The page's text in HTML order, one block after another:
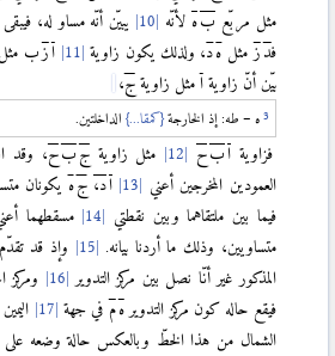
مثل مربّع به لأنّه يبيّن أنّه مساو له،
فد ز مثل هد، ولذلك يكون زاوية ا ز ب
بيّن أنّ زاويةا مثل زاويةج،
ه – طه: إذ الخارجة{كمقا...} الداخلتين.
فزاويةا بح مثل زاويةج بح، وقد
العمودين المخرجين أعني
اد، ج ه يكونان
فيما بين ملتقاهما وبين نقطتي
مسقطهما
متساويين، وذلك ما أردنا بيانه.
وإذ قد
المذكور غير أنّا نصل بين مركز التدوير
ومركز
فيقع حاله كون مركز التدويره م في جهة
الشمال من هذا الخطّ وبالعكس حالة وضعه